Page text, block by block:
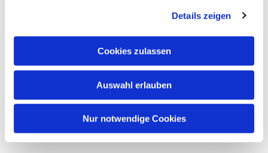
Details zeigen
Cookies zulassen
Auswahl erlauben
Nur notwendige Cookies